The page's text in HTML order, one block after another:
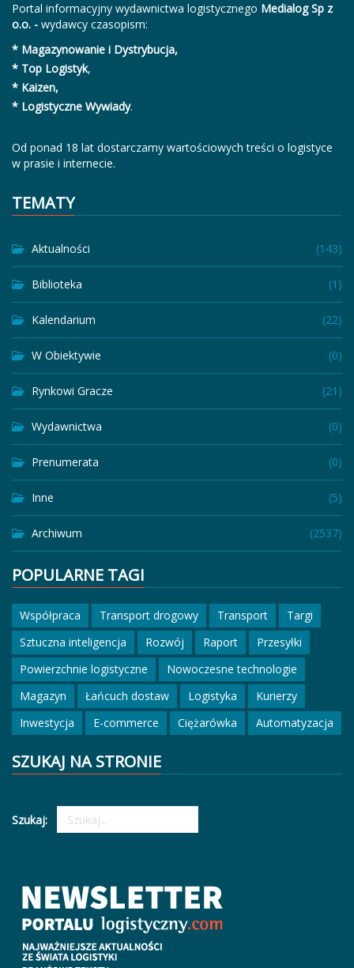
Portal informacyjny wydawnictwa logistycznego Medialog Sp z
o.o. - wydawcy czasopism:
* Magazynowanie i Dystrybucja,
* Top Logistyk,
* Kaizen,
* Logistyczne Wywiady.
Od ponad 18 lat dostarczamy wartościowych treści o logistyce
w prasie i internecie.
TEMATY
Aktualności (143)
Biblioteka (1)
Kalendarium (22)
W Obiektywie (0)
Rynkowi Gracze (21)
Wydawnictwa (0)
Prenumerata (0)
Inne (5)
Archiwum (2537)
POPULARNE TAGI
Współpraca Transport drogowy Transport
Targi
Sztuczna inteligencja
Rozwój Raport
Przesyłki
Powierzchnie logistyczne
Nowoczesne technologie
Magazyn
Łańcuch dostaw Logistyka
Kurierzy
Inwestycja
E-commerce Ciężarówka Automatyzacja
SZUKAJ NA STRONIE
Szukaj: